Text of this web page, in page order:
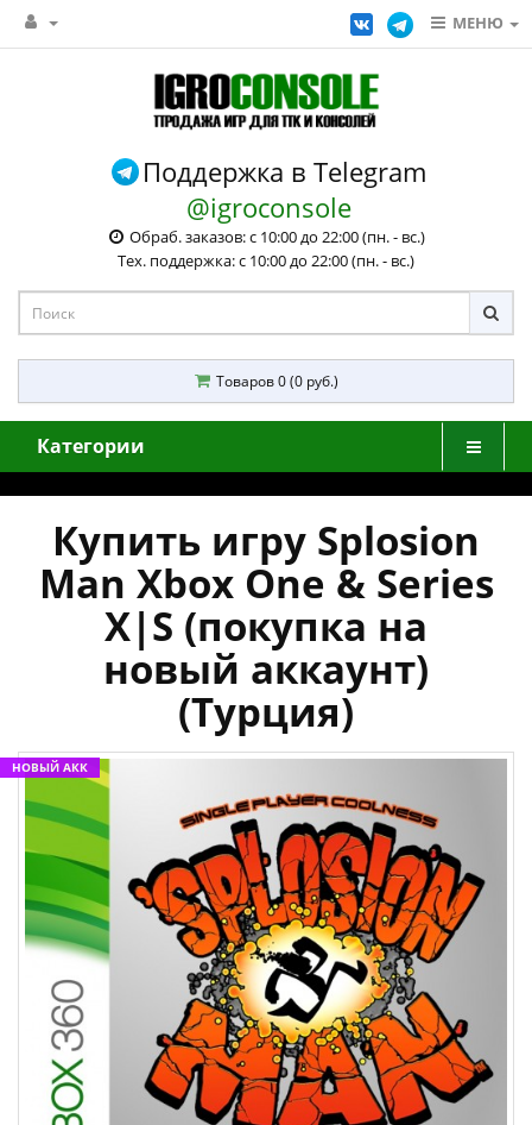
МЕНЮ
Поддержка в Telegram
@igroconsole
Обраб. заказов: с 10:00 до 22:00 (пн. - вс.)
Тех. поддержка: с 10:00 до 22:00 (пн. - вс.)
Товаров 0 (0 руб.)
Категории
Купить игру Splosion
Man Xbox One & Series
X|S (покупка на
новый аккаунт)
(Турция)
НОВЫЙ АКК